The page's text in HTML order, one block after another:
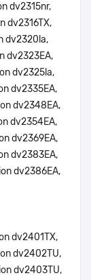
dv2315nr,
dv2316TX,
dv2320la,
dv2323EA,
dv2325la,
dv2335EA,
dv2348EA,
dv2354EA,
dv2369EA,
dv2383EA,
dv2386EA,
dv2401TX,
dv2402TU,
dv2403TU,